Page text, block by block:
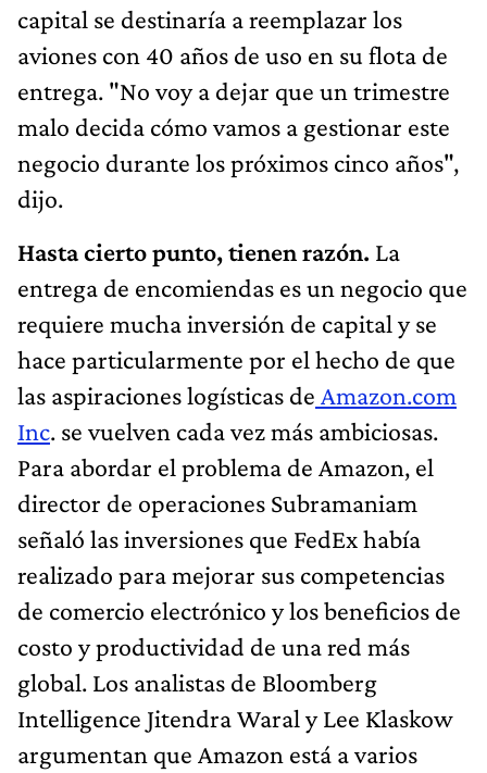
capital se destinaría a reemplazar los
aviones con 40 años de uso en su flota de
entrega. "No voy a dejar que un trimestre
malo decida cómo vamos a gestionar este
negocio durante los próximos cinco años",
dijo.
Hasta cierto punto, tienen razón. La
entrega de encomiendas es un negocio que
requiere mucha inversión de capital y se
hace particularmente por el hecho de que
las aspiraciones logísticas de Amazon.com
Inc. se vuelven cada vez más ambiciosas.
Para abordar el problema de Amazon, el
director de operaciones Subramaniam
señaló las inversiones que FedEx había
realizado para mejorar sus competencias
de comercio electrónico y los beneficios de
costo y productividad de una red más
global. Los analistas de Bloomberg
Intelligence Jitendra Waral y Lee Klaskow
argumentan que Amazon está a varios